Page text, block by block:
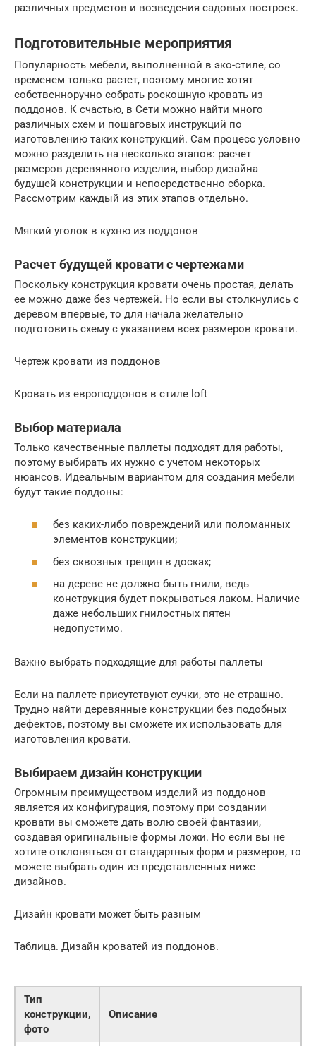
различных предметов и возведения садовых построек.
Подготовительные мероприятия
Популярность мебели, выполненной в эко-стиле, со
временем только растет, поэтому многие хотят
собственноручно собрать роскошную кровать из
поддонов. К счастью, в Сети можно найти много
различных схем и пошаговых инструкций по
изготовлению таких конструкций. Сам процесс условно
можно разделить на несколько этапов: расчет
размеров деревянного изделия, выбор дизайна
будущей конструкции и непосредственно сборка.
Рассмотрим каждый из этих этапов отдельно.
Мягкий уголок в кухню из поддонов
Расчет будущей кровати с чертежами
Поскольку конструкция кровати очень простая, делать
ее можно даже без чертежей. Но если вы столкнулись с
деревом впервые, то для начала желательно
подготовить схему с указанием всех размеров кровати.
Чертеж кровати из поддонов
Кровать из европоддонов в стиле loft
Выбор материала
Только качественные паллеты подходят для работы,
поэтому выбирать их нужно с учетом некоторых
нюансов. Идеальным вариантом для создания мебели
будут такие поддоны:
без каких-либо повреждений или поломанных
элементов конструкции;
без сквозных трещин в досках;
на дереве не должно быть гнили, ведь
конструкция будет покрываться лаком. Наличие
даже небольших гнилостных пятен
недопустимо.
Важно выбрать подходящие для работы паллеты
Если на паллете присутствуют сучки, это не страшно.
Трудно найти деревянные конструкции без подобных
дефектов, поэтому вы сможете их использовать для
изготовления кровати.
Выбираем дизайн конструкции
Огромным преимуществом изделий из поддонов
является их конфигурация, поэтому при создании
кровати вы сможете дать волю своей фантазии,
создавая оригинальные формы ложи. Но если вы не
хотите отклоняться от стандартных форм и размеров, то
можете выбрать один из представленных ниже
дизайнов.
Дизайн кровати может быть разным
Таблица. Дизайн кроватей из поддонов.
Тип
конструкции,
фото
Описание